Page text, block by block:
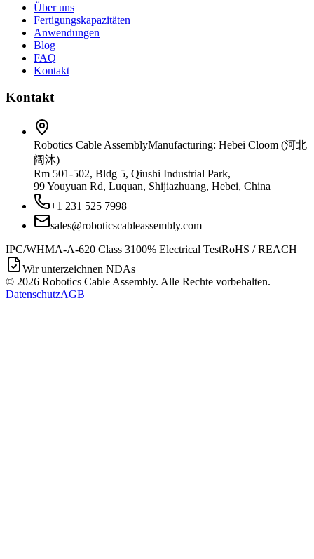
Über uns
Fertigungskapazitäten
Anwendungen
Blog
FAQ
Kontakt
Kontakt
Robotics Cable AssemblyManufacturing: Hebei Cloom (河北
阔沐)
Rm 501-502, Bldg 5, Qiushi Industrial Park,
99 Youyuan Rd, Luquan, Shijiazhuang, Hebei, China
+1 231 525 7998
sales@roboticscableassembly.com
IPC/WHMA-A-620 Class 3100% Electrical TestRoHS / REACH
Wir unterzeichnen NDAs
© 2026 Robotics Cable Assembly. Alle Rechte vorbehalten.
DatenschutzAGB